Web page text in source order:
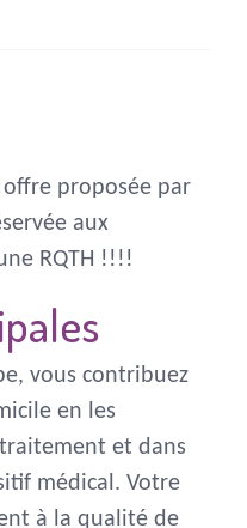
proposée par
aux
RQTH !!!!
vous contribuez
en les
et dans
médical. Votre
à la qualité de